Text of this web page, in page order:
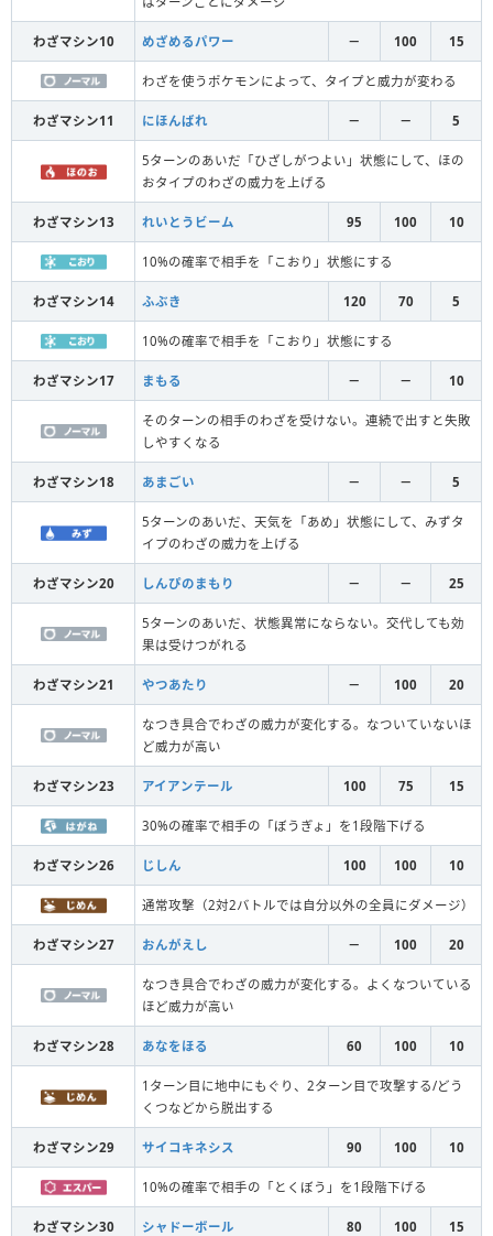
わざマシン10 めざめるパワー － 100 15
わざを使うポケモンによって、タイプと威力が変わる
わざマシン11 にほんばれ － － 5
5ターンのあいだ「ひざしがつよい」状態にして、ほの
おタイプのわざの威力を上げる
わざマシン13 れいとうビーム 95 100 10
10%の確率で相手を「こおり」状態にする
わざマシン14 ふぶき 120 70 5
10%の確率で相手を「こおり」状態にする
わざマシン17 まもる － － 10
そのターンの相手のわざを受けない。連続で出すと失敗
しやすくなる
わざマシン18 あまごい － － 5
5ターンのあいだ、天気を「あめ」状態にして、みずタ
イプのわざの威力を上げる
わざマシン20 しんぴのまもり － － 25
5ターンのあいだ、状態異常にならない。交代しても効
果は受けつがれる
わざマシン21 やつあたり － 100 20
なつき具合でわざの威力が変化する。なついていないほ
ど威力が高い
わざマシン23 アイアンテール 100 75 15
30%の確率で相手の「ぼうぎょ」を1段階下げる
わざマシン26 じしん 100 100 10
通常攻撃（2対2バトルでは自分以外の全員にダメージ）
わざマシン27 おんがえし － 100 20
なつき具合でわざの威力が変化する。よくなついている
ほど威力が高い
わざマシン28 あなをほる 60 100 10
1ターン目に地中にもぐり、2ターン目で攻撃する/どう
くつなどから脱出する
わざマシン29 サイコキネシス 90 100 10
10%の確率で相手の「とくぼう」を1段階下げる
わざマシン30 シャドーボール 80 100 15